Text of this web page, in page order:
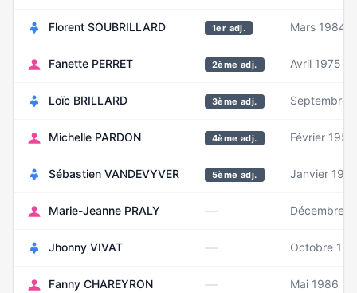
Florent SOUBRILLARD 1er adj. Mars 1984
Fanette PERRET 2ème adj. Avril 1975
Loïc BRILLARD 3ème adj. Septembre
Michelle PARDON 4ème adj. Février 1955
Sébastien VANDEVYVER 5ème adj. Janvier 1971
Marie-Jeanne PRALY — Décembre
Jhonny VIVAT — Octobre
Fanny CHAREYRON — Mai 1986